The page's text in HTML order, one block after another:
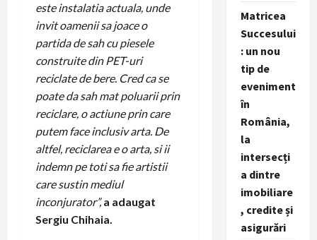
este instalatia actuala, unde
invit oamenii sa joace o
partida de sah cu piesele
construite din PET-uri
reciclate de bere. Cred ca se
poate da sah mat poluarii prin
reciclare, o actiune prin care
putem face inclusiv arta. De
altfel, reciclarea e o arta, si ii
indemn pe toti sa fie artistii
care sustin mediul
inconjurator”,a adaugat
Sergiu Chihaia.
Matricea
Succesului
: un nou
tip de
eveniment
în
România,
la
intersecți
a dintre
imobiliare
, credite și
asigurări